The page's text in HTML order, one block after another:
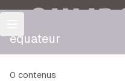
OULIPO
équateur
0 contenus